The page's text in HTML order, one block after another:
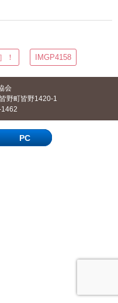
！ IMGP4158
会
野町皆野1420-1
PC